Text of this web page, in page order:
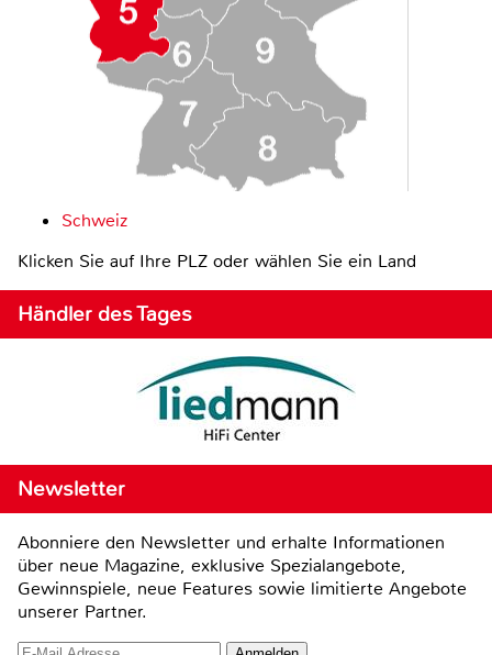
Schweiz
Klicken Sie auf Ihre PLZ oder wählen Sie ein Land
Händler des Tages
Newsletter
Abonniere den Newsletter und erhalte Informationen
über neue Magazine, exklusive Spezialangebote,
Gewinnspiele, neue Features sowie limitierte Angebote
unserer Partner.